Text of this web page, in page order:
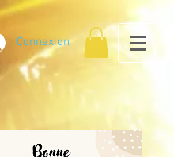
Connexion